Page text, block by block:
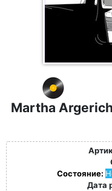
Martha
Состояние:
Дата